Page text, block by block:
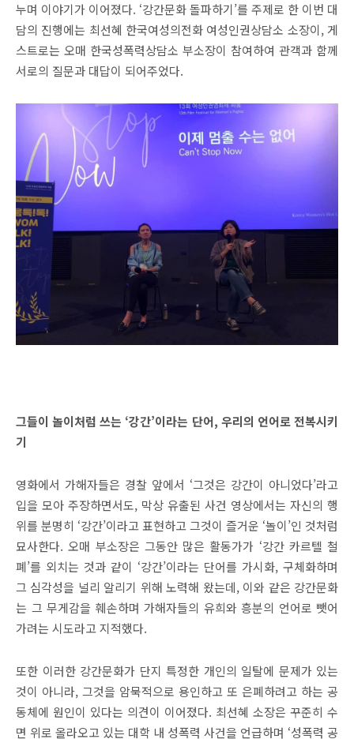
누며 이야기가 이어졌다. ‘강간문화 돌파하기’를 주제로 한 이번 대
담의 진행에는 최선혜 한국여성의전화 여성인권상담소 소장이, 게
스트로는 오매 한국성폭력상담소 부소장이 참여하여 관객과 함께
서로의 질문과 대답이 되어주었다.
그들이 놀이처럼 쓰는 ‘강간’이라는 단어, 우리의 언어로 전복시키
기
영화에서 가해자들은 경찰 앞에서 ‘그것은 강간이 아니었다’라고
입을 모아 주장하면서도, 막상 유출된 사건 영상에서는 자신의 행
위를 분명히 ‘강간’이라고 표현하고 그것이 즐거운 ‘놀이’인 것처럼
묘사한다.오매 부소장은 그동안 많은 활동가가 ‘강간 카르텔 철
폐’를 외치는 것과 같이 ‘강간’이라는 단어를 가시화, 구체화하며
그 심각성을 널리 알리기 위해 노력해 왔는데, 이와 같은 강간문화
는 그 무게감을 훼손하며 가해자들의 유희와 흥분의 언어로 뺏어
가려는 시도라고 지적했다.
또한 이러한 강간문화가 단지 특정한 개인의 일탈에 문제가 있는
것이 아니라, 그것을 암묵적으로 용인하고 또 은폐하려고 하는 공
동체에 원인이 있다는 의견이 이어졌다. 최선혜 소장은 꾸준히 수
면 위로 올라오고 있는 대학 내 성폭력 사건을 언급하며 ‘성폭력 공